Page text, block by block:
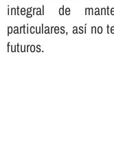
integral de
particulares, así­ no
futuros.